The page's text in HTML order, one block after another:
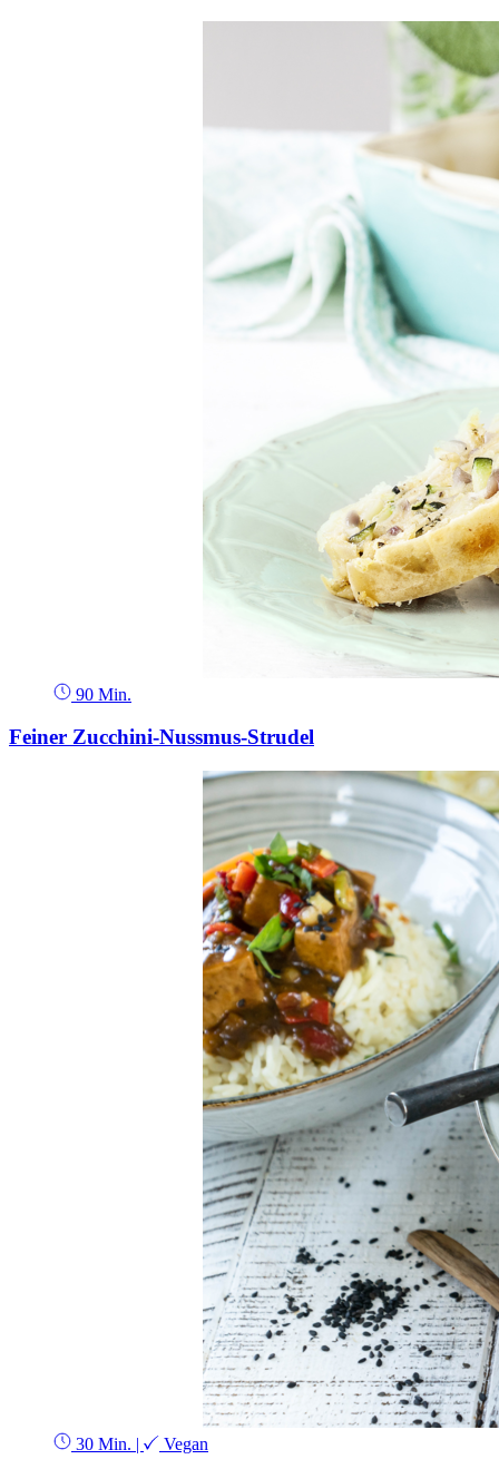
90 Min.
Feiner Zucchini-Nussmus-Strudel
30 Min. | Vegan